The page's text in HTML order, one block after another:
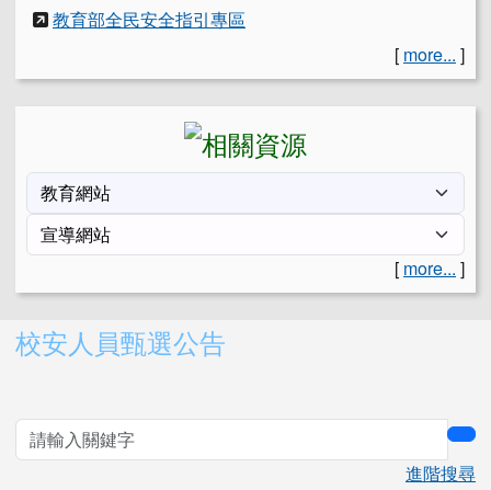
教育部全民安全指引專區
[ more... ]
[ more... ]
右邊區域內容
校安人員甄選公告
進階搜尋